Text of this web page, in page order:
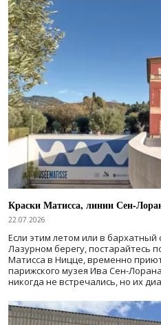
Краски Матисса, линии Сен-
22.07.2026
Если этим летом или в
Лазурном берегу, постарайтесь
Матисса в Ницце, временно
парижского музея Ива Сен-
никогда не встречались, но их